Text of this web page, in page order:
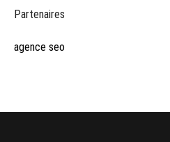
Partenaires
agence seo